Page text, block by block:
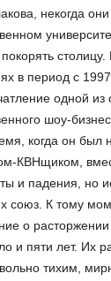
некогда
в период с
одной из
шоу-
когда он был
КВНщиком,
и падения, но
союз. К тому
о
и пяти лет. Их
тихим,